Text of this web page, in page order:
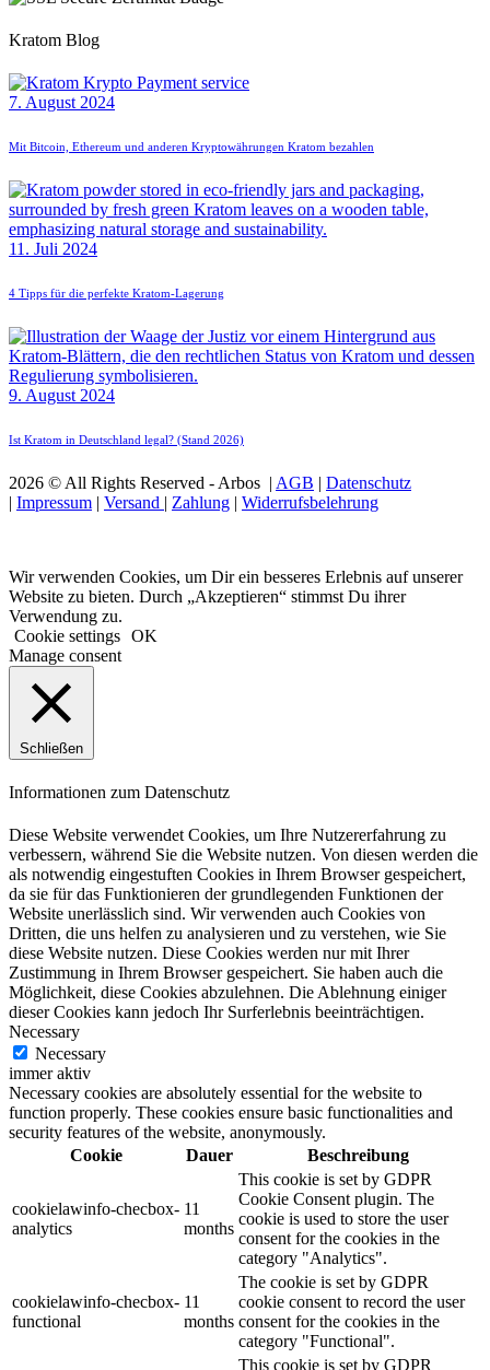
Kratom Blog
7. August 2024
Mit Bitcoin, Ethereum und anderen Kryptowährungen Kratom bezahlen
11. Juli 2024
4 Tipps für die perfekte Kratom-Lagerung
9. August 2024
Ist Kratom in Deutschland legal? (Stand 2026)
2026 © All Rights Reserved - Arbos | AGB | Datenschutz
| Impressum | Versand | Zahlung | Widerrufsbelehrung
Wir verwenden Cookies, um Dir ein besseres Erlebnis auf unserer
Website zu bieten. Durch „Akzeptieren“ stimmst Du ihrer
Verwendung zu.
Cookie settings OK
Manage consent
Schließen
Informationen zum Datenschutz
Diese Website verwendet Cookies, um Ihre Nutzererfahrung zu
verbessern, während Sie die Website nutzen. Von diesen werden die
als notwendig eingestuften Cookies in Ihrem Browser gespeichert,
da sie für das Funktionieren der grundlegenden Funktionen der
Website unerlässlich sind. Wir verwenden auch Cookies von
Dritten, die uns helfen zu analysieren und zu verstehen, wie Sie
diese Website nutzen. Diese Cookies werden nur mit Ihrer
Zustimmung in Ihrem Browser gespeichert. Sie haben auch die
Möglichkeit, diese Cookies abzulehnen. Die Ablehnung einiger
dieser Cookies kann jedoch Ihr Surferlebnis beeinträchtigen.
Necessary
Necessary
immer aktiv
Necessary cookies are absolutely essential for the website to
function properly. These cookies ensure basic functionalities and
security features of the website, anonymously.
Cookie
Dauer Beschreibung
cookielawinfo-checbox-
analytics
11
months
This cookie is set by GDPR
Cookie Consent plugin. The
cookie is used to store the user
consent for the cookies in the
category "Analytics".
cookielawinfo-checbox-
functional
11
months
The cookie is set by GDPR
cookie consent to record the user
consent for the cookies in the
category "Functional".
This cookie is set by GDPR